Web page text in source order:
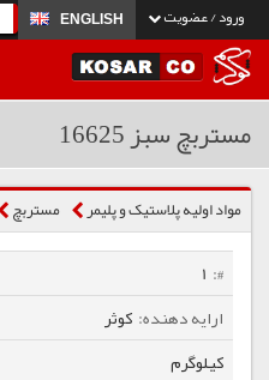
ورود / عضویت ENGLISH
مستربچ سبز 16625
مواد اولیه پلاستیک و پلیمر مستربچ
1
کوثر
کیلوگرم